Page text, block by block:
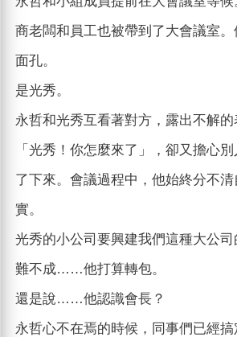
商老闆和員工也被帶到了大會議室
面孔。
是光秀。
永哲和光秀互看著對方，露出不解
「光秀！你怎麼來了」，卻又擔心
了下來。會議過程中，他始終分不
實。
光秀的小公司要興建我們這種大公司
難不成……他打算轉包。
還是說……他認識會長？
永哲心不在焉的時候，同事們已經